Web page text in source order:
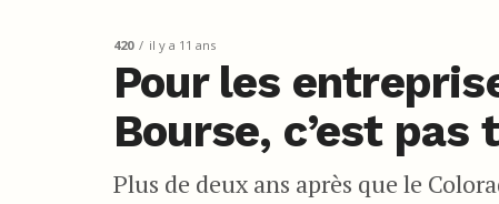
420 il y a 11 ans
Pour les
Bourse, c’est
Plus de deux ans après que le